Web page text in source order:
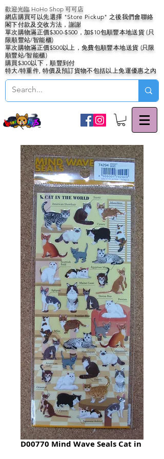
歡迎光臨 HoHo Shop 可可店
網店購買可以先選擇 "Store Pickup" 之後我們會聯絡
閣下付款及交收方法，謝謝
單次購物滿正價$300-$500，加$10包順豐本地送貨 (只
限順豐站/智能櫃)
單次購物滿正價$500以上，免費包順豐本地送貨 (只限
順豐站/智能櫃)
購買$300以下，順豐到付
特大/特重件, 特價及預訂貨物不包括以上免運優惠之內
D00770 Mind Wave Seals Cat in